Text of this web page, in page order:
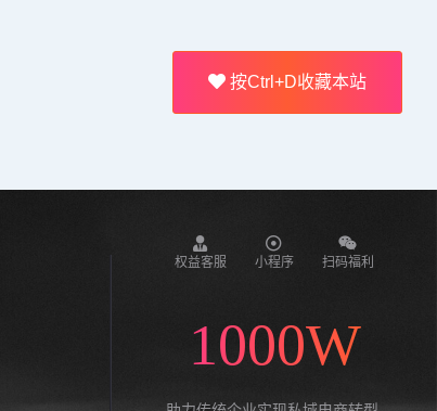
按Ctrl+D收藏本站
权益客服 小程序 扫码福利
1000W